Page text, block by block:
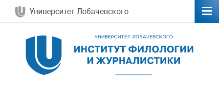
Университет Лобачевского